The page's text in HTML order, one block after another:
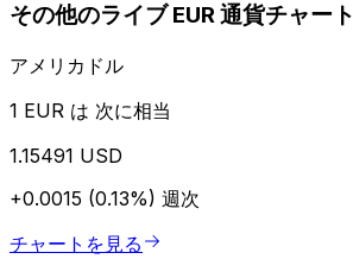
その他のライブ EUR 通貨チャート
アメリカドル
1 EUR は 次に相当
1.15491 USD
+0.0015 (0.13%) 週次
チャートを見る